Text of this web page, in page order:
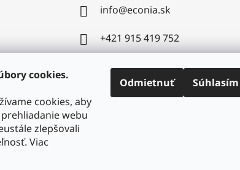
cookies.
cookies, aby
webu
zlepšovali
Viac
Odmietnuť Súhlasím
info@econia.sk
+421 915 419 752